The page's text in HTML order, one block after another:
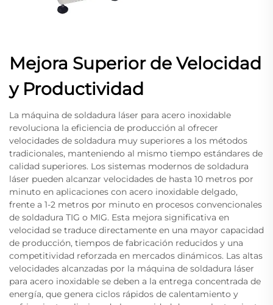
Mejora Superior de Velocidad
y Productividad
La máquina de soldadura láser para acero inoxidable
revoluciona la eficiencia de producción al ofrecer
velocidades de soldadura muy superiores a los métodos
tradicionales, manteniendo al mismo tiempo estándares de
calidad superiores. Los sistemas modernos de soldadura
láser pueden alcanzar velocidades de hasta 10 metros por
minuto en aplicaciones con acero inoxidable delgado,
frente a 1-2 metros por minuto en procesos convencionales
de soldadura TIG o MIG. Esta mejora significativa en
velocidad se traduce directamente en una mayor capacidad
de producción, tiempos de fabricación reducidos y una
competitividad reforzada en mercados dinámicos. Las altas
velocidades alcanzadas por la máquina de soldadura láser
para acero inoxidable se deben a la entrega concentrada de
energía, que genera ciclos rápidos de calentamiento y